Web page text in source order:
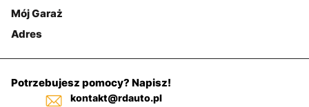
Mój Garaż
Adres
Potrzebujesz pomocy? Napisz!
kontakt@rdauto.pl